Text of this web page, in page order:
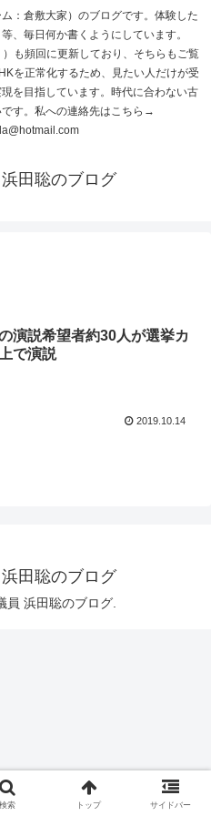
：倉敷大家）のブログです。体験した
、毎日何か書くようにしています。
も頻回に更新しており、そちらもご覧
を正常化するため、見たい人だけが受
を目指しています。時代に合わない古
です。私への連絡先はこちら→
田聡のブログ
演説希望者約30人が選挙カ
で演説
2019.10.14
田聡のブログ
浜田聡のブログ.
検索 トップ サイドバー